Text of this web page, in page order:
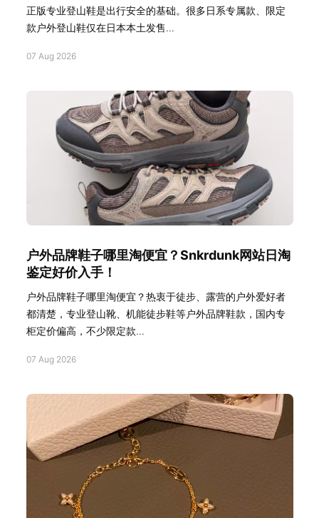
正版专业登山鞋是出行安全的基础。很多日系专属款、限定
款户外登山鞋仅在日本本土发售...
07 Aug 2026
户外品牌鞋子哪里淘便宜？Snkrdunk网站日淘
鉴定好价入手！
户外品牌鞋子哪里淘便宜？热衷于徒步、露营的户外爱好者
都清楚，专业登山靴、机能徒步鞋等户外品牌鞋款，国内专
柜定价偏高，不少限定款...
07 Aug 2026